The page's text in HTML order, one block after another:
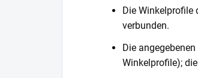
Die Winkelprofile
verbunden.
Die
Winkelprofile);